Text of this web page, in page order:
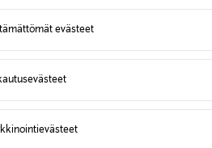
evästeet
Pikeepaita